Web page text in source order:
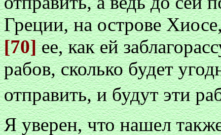
Греции, на острове
[70]ее, как ей
рабов, сколько будет
отправить, и будут эти
Я уверен, что нашел